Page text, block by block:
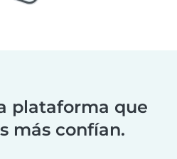
plataforma que
más confían.